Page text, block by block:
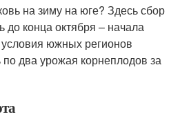
на зиму на юге? Здесь сбор
до конца октября – начала
южных регионов
два урожая корнеплодов за